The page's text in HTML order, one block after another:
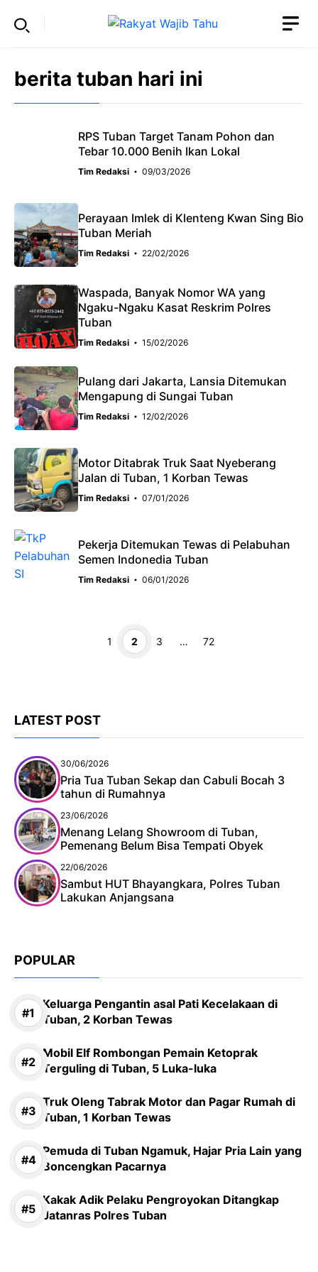
berita tuban hari ini
RPS Tuban Target Tanam Pohon dan
Tebar 10.000 Benih Ikan Lokal
Tim Redaksi 09/03/2026
Perayaan Imlek di Klenteng Kwan Sing Bio
Tuban Meriah
Tim Redaksi 22/02/2026
Waspada, Banyak Nomor WA yang
Ngaku-Ngaku Kasat Reskrim Polres
Tuban
Tim Redaksi 15/02/2026
Pulang dari Jakarta, Lansia Ditemukan
Mengapung di Sungai Tuban
Tim Redaksi 12/02/2026
Motor Ditabrak Truk Saat Nyeberang
Jalan di Tuban, 1 Korban Tewas
Tim Redaksi 07/01/2026
Pekerja Ditemukan Tewas di Pelabuhan
Semen Indonedia Tuban
Tim Redaksi 06/01/2026
Page
1 Page
2 Page
3 … Page
72
LATEST POST
30/06/2026
Pria Tua Tuban Sekap dan Cabuli Bocah 3
tahun di Rumahnya
23/06/2026
Menang Lelang Showroom di Tuban,
Pemenang Belum Bisa Tempati Obyek
22/06/2026
Sambut HUT Bhayangkara, Polres Tuban
Lakukan Anjangsana
POPULAR
Keluarga Pengantin asal Pati Kecelakaan di
Tuban, 2 Korban Tewas
Mobil Elf Rombongan Pemain Ketoprak
Terguling di Tuban, 5 Luka-luka
Truk Oleng Tabrak Motor dan Pagar Rumah di
Tuban, 1 Korban Tewas
Pemuda di Tuban Ngamuk, Hajar Pria Lain yang
Boncengkan Pacarnya
Kakak Adik Pelaku Pengroyokan Ditangkap
Jatanras Polres Tuban